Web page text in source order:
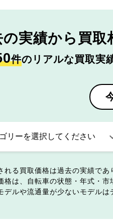
実績から 買取
件のリアルな買取実
れる買取価格は過去の実績であ
格は、自転車の状態・年式・
デルや流通量が少ないモデルは